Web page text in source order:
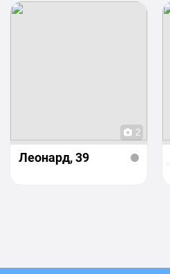
2
Леонард, 39